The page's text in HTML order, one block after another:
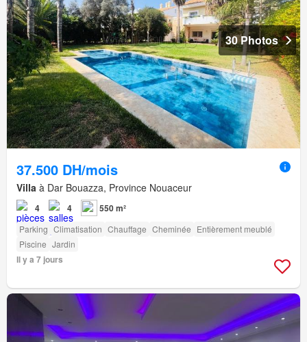
30 Photos
37.500 DH/mois
Villa à Dar Bouazza, Province Nouaceur
4 4 550 m²
Parking Climatisation Chauffage Cheminée Entièrement meublé
Piscine Jardin
Il y a 7 jours